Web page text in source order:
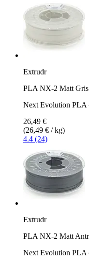
Extrudr
PLA NX-2 Matt Gris
Next Evolution PLA
26,49 €
(26,49 € / kg)
4.4 (24)
Extrudr
PLA NX-2 Matt
Next Evolution PLA